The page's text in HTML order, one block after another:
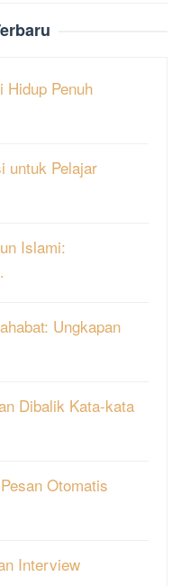
Hidup Penuh
untuk Pelajar
Islami:
Ungkapan
Dibalik Kata-kata
Otomatis
Interview